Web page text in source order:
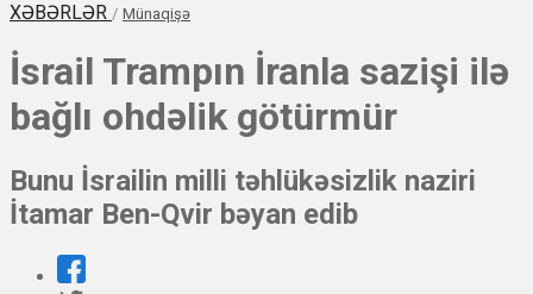
XƏBƏRLƏR / Münaqişə
İsrail Trampın İranla sazişi ilə
bağlı ohdəlik götürmür
Bunu İsrailin milli təhlükəsizlik naziri
İtamar Ben-Qvir bəyan edib